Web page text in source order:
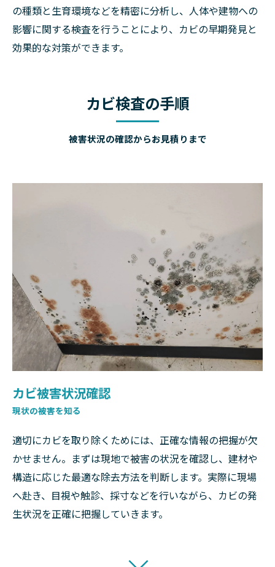
の種類と生育環境などを精密に分析し、人体や建物への
影響に関する検査を行うことにより、カビの早期発見と
効果的な対策ができます。
カビ検査の手順
被害状況の確認からお見積りまで
カビ被害状況確認
現状の被害を知る
適切にカビを取り除くためには、正確な情報の把握が欠
かせません。まずは現地で被害の状況を確認し、建材や
構造に応じた最適な除去方法を判断します。実際に現場
へ赴き、目視や触診、採寸などを行いながら、カビの発
生状況を正確に把握していきます。